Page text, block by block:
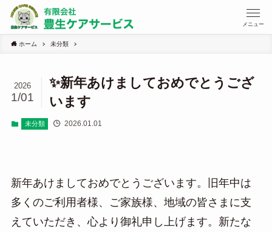
メニュー
ホーム 未分類
✨新年あけましておめでとうござ
います
2026
1/01
未分類 2026.01.01
新年あけましておめでとうございます。旧年中は
多くのご利用者様、ご家族様、地域の皆さまに支
えていただき、心より御礼申し上げます。新たな